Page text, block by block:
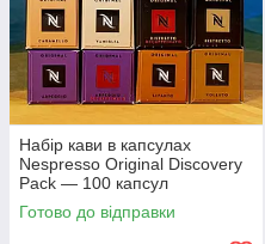
Набір кави в капсулах
Nespresso Original Discovery
Pack — 100 капсул
Готово до відправки